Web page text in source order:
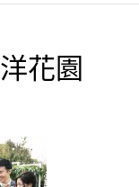
花園